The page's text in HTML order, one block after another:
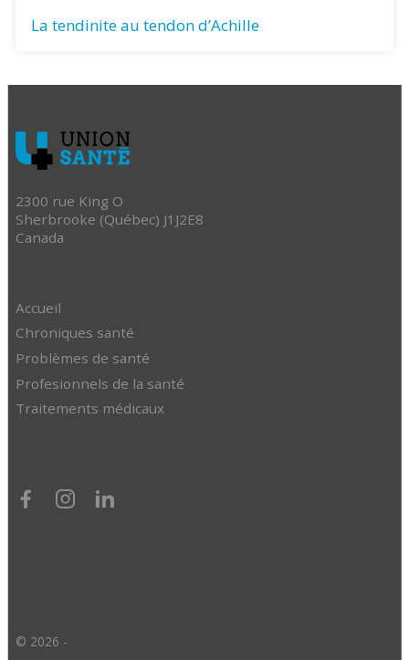
La tendinite au tendon d’Achille
2300 rue King O
Sherbrooke (Québec) J1J2E8
Canada
Accueil
Chroniques santé
Problèmes de santé
Profesionnels de la santé
Traitements médicaux
© 2026 -